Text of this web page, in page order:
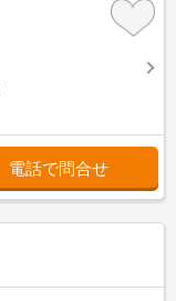
電話で問合せ